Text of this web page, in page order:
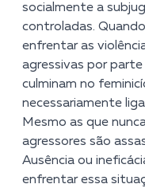
socialmente a
controladas.
enfrentar as
agressivas por
culminam no
necessariamente
Mesmo as que
agressores são
Ausência ou
enfrentar essa